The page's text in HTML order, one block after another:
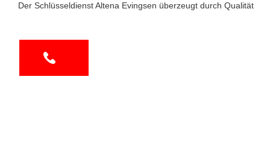
Der Schlüsseldienst Altena Evingsen überzeugt durch Qualität